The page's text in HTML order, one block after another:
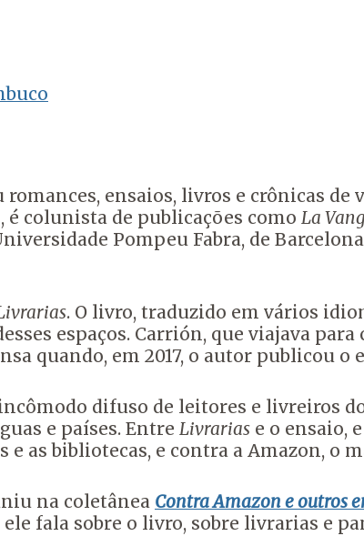
ensaios, livros e crônicas de
colunista de publicações como La
Pompeu Fabra, de
. O livro, traduzido em vários
espaços. Carrión, que viajava
quando, em 2017, o autor publicou o
difuso de leitores e livreiros
e países. Entre Livrarias e o ensaio,
e as bibliotecas, e contra a Amazon, o
na coletânea Contra Amazon e outros
fala sobre o livro, sobre livrarias e